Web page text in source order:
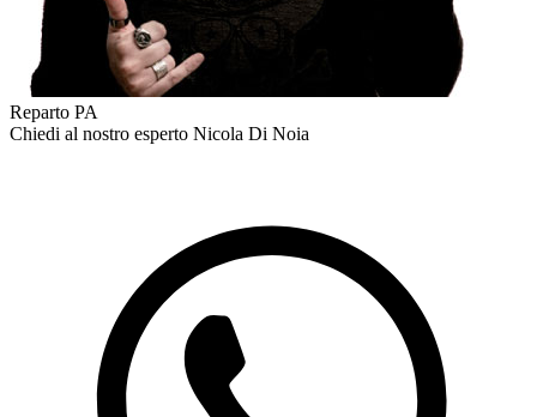
Reparto PA
Chiedi al nostro esperto Nicola Di Noia